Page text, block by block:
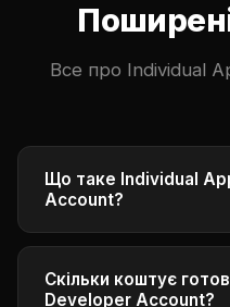
Все про Individual
Що таке Individual
Account?
Individual Apple
акаунт у програмі
фізичних осіб.
Скільки коштує
Developer Account?